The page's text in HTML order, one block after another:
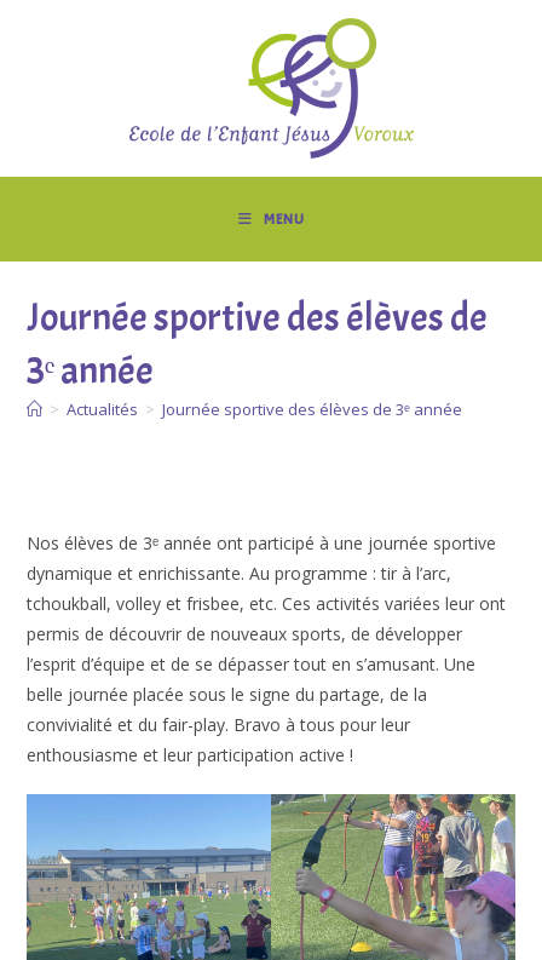
MENU
Journée sportive des élèves de
3ᵉ année
> Actualités > Journée sportive des élèves de 3ᵉ année
Nos élèves de 3ᵉ année ont participé à une journée sportive
dynamique et enrichissante. Au programme : tir à l’arc,
tchoukball, volley et frisbee, etc. Ces activités variées leur ont
permis de découvrir de nouveaux sports, de développer
l’esprit d’équipe et de se dépasser tout en s’amusant. Une
belle journée placée sous le signe du partage, de la
convivialité et du fair-play. Bravo à tous pour leur
enthousiasme et leur participation active !